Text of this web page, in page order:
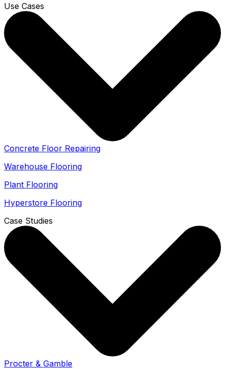
Use Cases
Concrete Floor Repairing
Warehouse Flooring
Plant Flooring
Hyperstore Flooring
Case Studies
Procter & Gamble